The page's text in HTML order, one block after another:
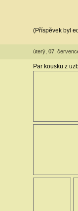
(Příspěvek byl
úterý, 07.
Par kousku z